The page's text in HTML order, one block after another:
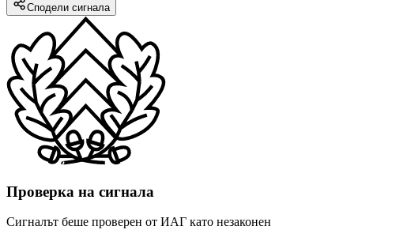
Сподели сигнала
Проверка на сигнала
Сигналът беше проверен от ИАГ като незаконен